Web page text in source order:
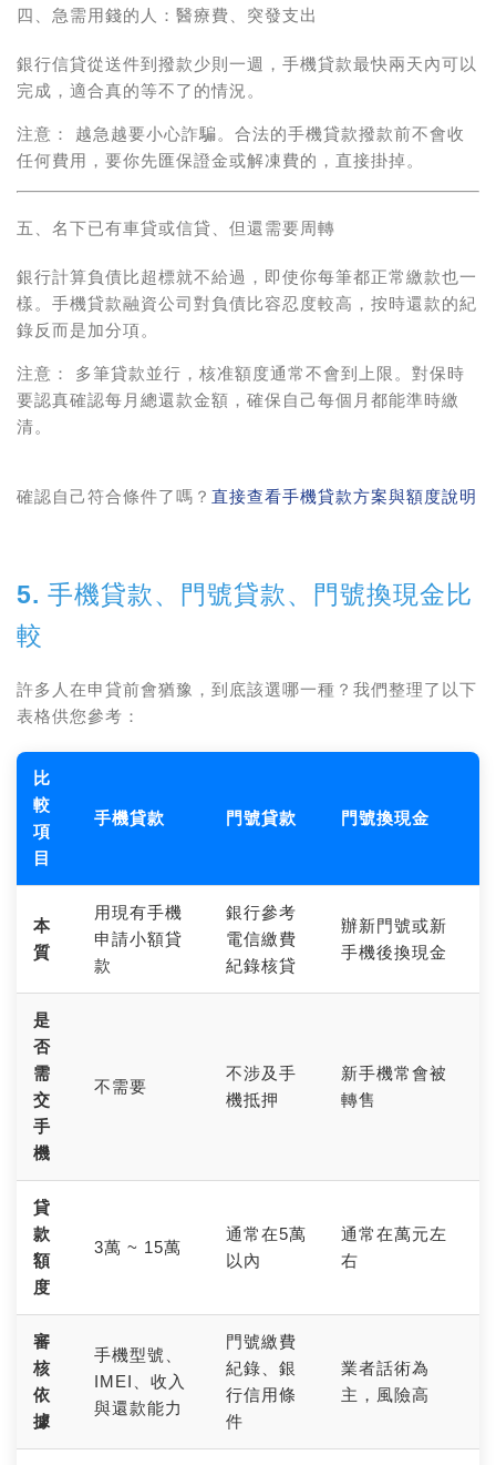
四、急需用錢的人：醫療費、突發支出
銀行信貸從送件到撥款少則一週，手機貸款最快兩天內可以
完成，適合真的等不了的情況。
注意：
越急越要小心詐騙。合法的手機貸款撥款前不會收
任何費用，要你先匯保證金或解凍費的，直接掛掉。
五、名下已有車貸或信貸、但還需要周轉
銀行計算負債比超標就不給過，即使你每筆都正常繳款也一
樣。手機貸款融資公司對負債比容忍度較高，按時還款的紀
錄反而是加分項。
注意：
多筆貸款並行，核准額度通常不會到上限。對保時
要認真確認每月總還款金額，確保自己每個月都能準時繳
清。
確認自己符合條件了嗎？ 直接查看手機貸款方案與額度說明
5. 手機貸款、門號貸款、門號換現金比
較
許多人在申貸前會猶豫，到底該選哪一種？我們整理了以下
表格供您參考：
比
較
項
目
手機貸款 門號貸款 門號換現金
本
質
用現有手機
申請小額貸
款
銀行參考
電信繳費
紀錄核貸
辦新門號或新
手機後換現金
是
否
需
交
手
機
不需要
不涉及手
機抵押
新手機常會被
轉售
貸
款
額
度
3萬 ~ 15萬
通常在5萬
以內
通常在萬元左
右
審
核
依
據
手機型號、
IMEI、收入
與還款能力
門號繳費
紀錄、銀
行信用條
件
業者話術為
主，風險高